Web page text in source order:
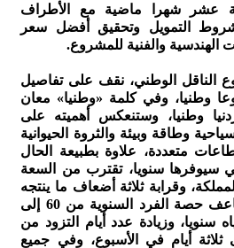
عشر شهرا ماضية مع الأطراف
التمويل وتحقيق أفضل سعر
والفنية للمشروع.
الناقل الوطني، نقف على تفاصيل
وطنيا، وفي كلمة «وطنيا» معان
وطنيا، وستنعكس أهميته على
وطاقة وبيئة والثروة الحيوانية
متعددة، علاوة بطبيعة الحال
سيوفرها سنويا، تقترب من السعة
وقرابة ثلاثة أضعاف ما ينتجه
مشروع الديسي، وستتضاعف حصة الفرد السنوية من 60 إلى
سنويا، وزيادة عدد أيام التزود من
ثلاثة أيام في الأسبوع، وفي جميع